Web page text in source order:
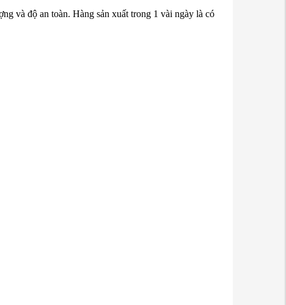
và độ an toàn. Hàng sản xuất trong 1 vài ngày là có